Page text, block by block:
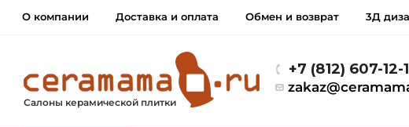
О компании Доставка и оплата Обмен и возврат 3Д
Салоны керамической плитки
+7 (812) 607-12-